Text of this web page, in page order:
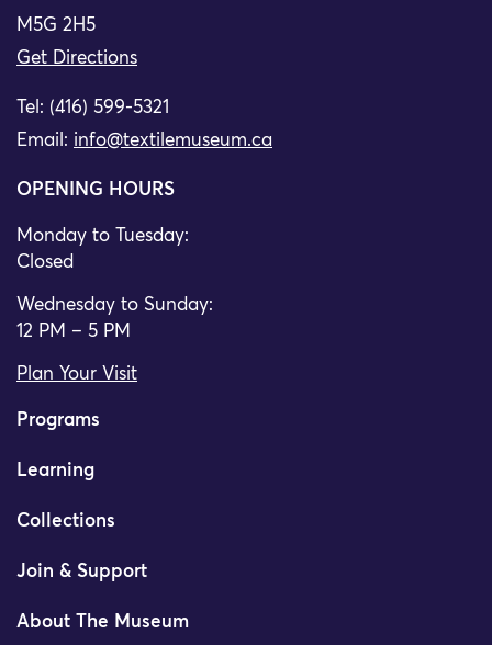
M5G 2H5
Get Directions
Tel: (416) 599-5321
Email: info@textilemuseum.ca
OPENING HOURS
Monday to Tuesday:
Closed
Wednesday to Sunday:
12 PM – 5 PM
Plan Your Visit
Programs
Learning
Collections
Join & Support
About The Museum